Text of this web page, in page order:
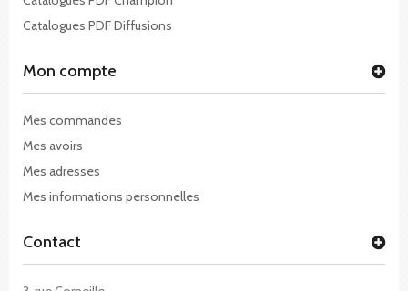
Catalogues PDF Diffusions
Mon compte
Mes commandes
Mes avoirs
Mes adresses
Mes informations personnelles
Contact